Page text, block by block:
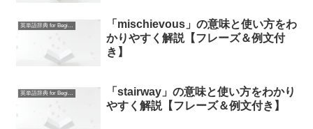
英単語辞典 for Beginners
「mischievous」の意味と使い方をわ
かりやすく解説【フレーズ＆例文付
き】
英単語辞典 for Beginners
「stairway」の意味と使い方をわかり
やすく解説【フレーズ＆例文付き】